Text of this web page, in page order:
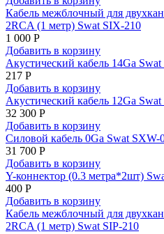
Кабель межблочный для
2RCA (1 метр) Swat SIX-210
1 000 Р
Добавить в корзину
Акустический кабель 14Ga
217 Р
Добавить в корзину
Акустический кабель 12Ga
32 300 Р
Добавить в корзину
Силовой кабель 0Ga Swat SXW-
31 700 Р
Добавить в корзину
Y-коннектор (0.3 метра*2шт)
400 Р
Добавить в корзину
Кабель межблочный для
2RCA (1 метр) Swat SIP-210